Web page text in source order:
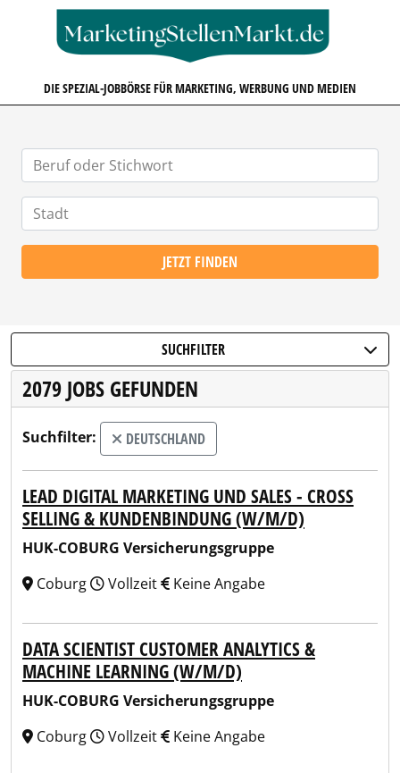
DIE SPEZIAL-JOBBÖRSE FÜR MARKETING, WERBUNG UND MEDIEN
JETZT FINDEN
SUCHFILTER
2079 JOBS GEFUNDEN
Suchfilter: DEUTSCHLAND
LEAD DIGITAL MARKETING UND SALES - CROSS
SELLING & KUNDENBINDUNG (W/M/D)
HUK-COBURG Versicherungsgruppe
Coburg
Vollzeit Keine Angabe
DATA SCIENTIST CUSTOMER ANALYTICS &
MACHINE LEARNING (W/M/D)
HUK-COBURG Versicherungsgruppe
Coburg
Vollzeit Keine Angabe